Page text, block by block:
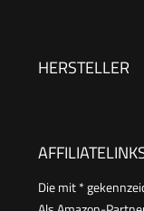
HERSTELLER
Die mit *